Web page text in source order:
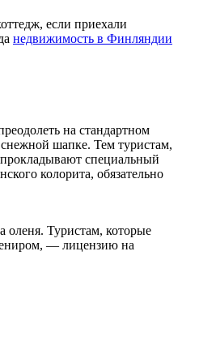
если приехали
недвижимость в Финляндии
на стандартном
шапке. Тем туристам,
прокладывают специальный
колорита, обязательно
оленя. Туристам, которые
— лицензию на